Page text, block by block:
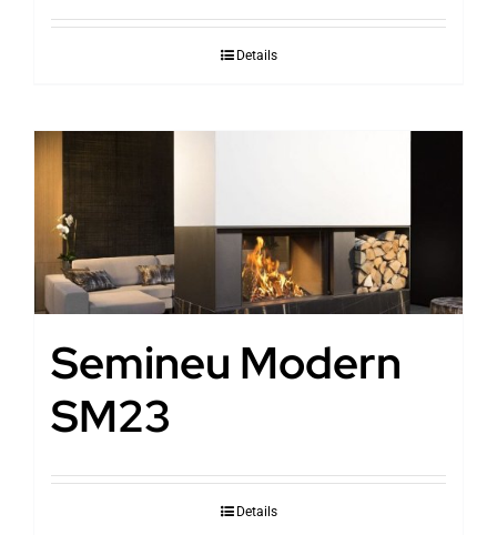
Details
Semineu Modern
SM23
Details